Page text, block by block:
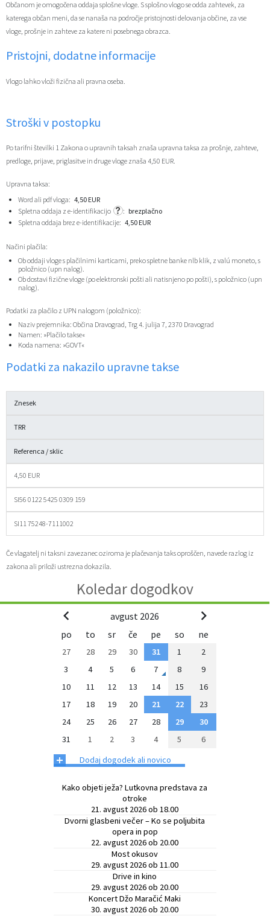
Občanom je omogočena oddaja splošne vloge. S splošno vlogo se odda zahtevek, za
katerega občan meni, da se nanaša na področje pristojnosti delovanja občine, za vse
vloge, prošnje in zahteve za katere ni posebnega obrazca.
Pristojni, dodatne informacije
Vlogo lahko vloži fizična ali pravna oseba.
Stroški v postopku
Po tarifni številki 1 Zakona o upravnih taksah znaša upravna taksa za prošnje, zahteve,
predloge, prijave, priglasitve in druge vloge znaša 4,50 EUR.
Upravna taksa:
Word ali pdf vloga: 4,50 EUR
Spletna oddaja z e-identifikacijo
: brezplačno
Spletna oddaja brez e-identifikacije: 4,50 EUR
Načini plačila:
Ob oddaji vloge s plačilnimi karticami, preko spletne banke nlb klik, z valú moneto, s
položnico (upn nalog).
Ob dostavi fizične vloge (po elektronski pošti ali natisnjeno po pošti), s položnico (upn
nalog).
Podatki za plačilo z UPN nalogom (položnico):
Naziv prejemnika: Občina Dravograd, Trg 4. julija 7, 2370 Dravograd
Namen: »Plačilo takse«
Koda namena: »GOVT«
Podatki za nakazilo upravne takse
Znesek
TRR
Referenca / sklic
4,50 EUR
SI56 0122 5425 0309 159
SI11 75248-7111002
Če vlagatelj ni taksni zavezanec oziroma je plačevanja taks oproščen, navede razlog iz
zakona ali priloži ustrezna dokazila.
Koledar dogodkov
avgust 2026
po
to sr če pe so ne
27 28 29 30 31 1
2
3
4 5 6 7 8
9
10
11 12 13 14 15
16
17
18 19 20 21 22
23
24
25 26 27 28 29
30
31
1 2 3 4 5 6
+ Dodaj dogodek ali novico
Kako objeti ježa? Lutkovna predstava za
otroke
21. avgust 2026 ob 18.00
Dvorni glasbeni večer – Ko se poljubita
opera in pop
22. avgust 2026 ob 20.00
Most okusov
29. avgust 2026 ob 11.00
Drive in kino
29. avgust 2026 ob 20.00
Koncert Džo Maračić Maki
30. avgust 2026 ob 20.00
Zaščita prijaviteljev
Fotogalerija
Svet za preventivo in vzgojo v cestnem prometu
Svet koroške regije
Javni razpisi in objave
Lokalne volitve
Celostna prometna strategija
Lokalni program za mladino 2023 – 2028
Občinski predpisi
Občinski časopis
Proračun občine
Izleti in poti
3D predstavitev občine